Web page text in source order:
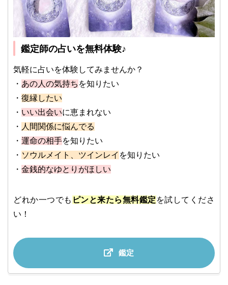
鑑定師の占いを無料体験♪
気軽に占いを体験してみませんか？
・ あの人の気持ち を知りたい
・ 復縁したい
・ いい出会いに恵まれない
・ 人間関係に悩んでる
・ 運命の相手を知りたい
・ ソウルメイト、ツインレイ を知りたい
・ 金銭的なゆとりがほしい
どれか一つでも ピンと来たら無料鑑定 を試してくださ
い！
鑑定